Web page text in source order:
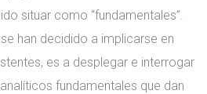
situar como “fundamentales”.
han decidido a implicarse en
es a desplegar e interrogar
fundamentales que dan